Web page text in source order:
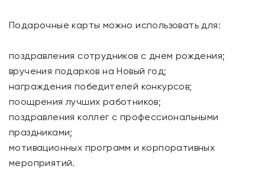
Подарочные карты можно использовать для:
поздравления сотрудников с днем рождения;
вручения подарков на Новый год;
награждения победителей конкурсов;
поощрения лучших работников;
поздравления коллег с профессиональными
праздниками;
мотивационных программ и корпоративных
мероприятий.